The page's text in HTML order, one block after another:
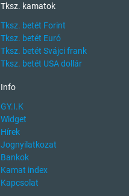
Tksz. kamatok
Tksz. betét Forint
Tksz. betét Euró
Tksz. betét Svájci frank
Tksz. betét USA dollár
Info
GY.I.K
Widget
Hírek
Jognyilatkozat
Bankok
Kamat index
Kapcsolat